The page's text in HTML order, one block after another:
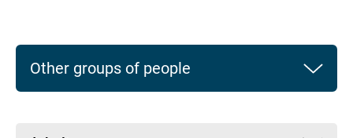
Other groups of people